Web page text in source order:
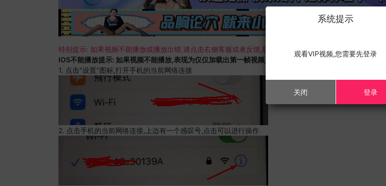
特别提示: 如果视频不能播放或播放出错,请点击右侧客服或者反馈,联系我们;
IOS不能播放提示: 如果视频不能播放,表现为仅仅加载出第一帧视频,且您的设备为苹果手机,请进行以下修改;
1. 点击"设置"图标,打开手机的当前网络连接
2. 点击手机的当前网络连接,上边有一个感叹号,点击可以进行操作
系统提示
观看VIP视频,您需要先登录
关闭 登录